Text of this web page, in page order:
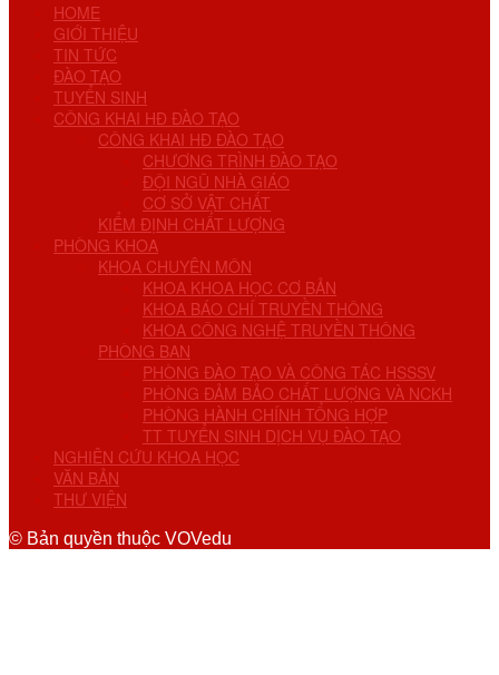
HOME
GIỚI THIỆU
TIN TỨC
ĐÀO TẠO
TUYỂN SINH
CÔNG KHAI HĐ ĐÀO TẠO
CÔNG KHAI HĐ ĐÀO TẠO
CHƯƠNG TRÌNH ĐÀO TẠO
ĐỘI NGŨ NHÀ GIÁO
CƠ SỞ VẬT CHẤT
KIỂM ĐỊNH CHẤT LƯỢNG
PHÒNG KHOA
KHOA CHUYÊN MÔN
KHOA KHOA HỌC CƠ BẢN
KHOA BÁO CHÍ TRUYỀN THÔNG
KHOA CÔNG NGHỆ TRUYỀN THÔNG
PHÒNG BAN
PHÒNG ĐÀO TẠO VÀ CÔNG TÁC HSSSV
PHÒNG ĐẢM BẢO CHẤT LƯỢNG VÀ NCKH
PHÒNG HÀNH CHÍNH TỔNG HỢP
TT TUYỂN SINH DỊCH VỤ ĐÀO TẠO
NGHIÊN CỨU KHOA HỌC
VĂN BẢN
THƯ VIỆN
© Bản quyền thuộc VOVedu